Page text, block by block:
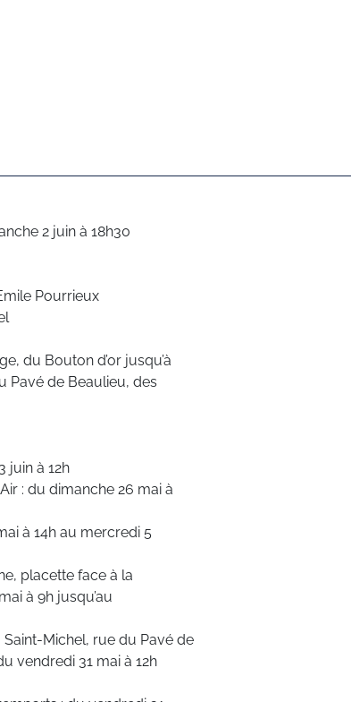
2 juin à 18h30
Pourrieux
du Bouton d’or jusqu’à
Pavé de Beaulieu, des
juin à 12h
: du dimanche 26 mai à
à 14h au mercredi 5
placette face à la
à 9h jusqu’au
Michel, rue du Pavé de
vendredi 31 mai à 12h